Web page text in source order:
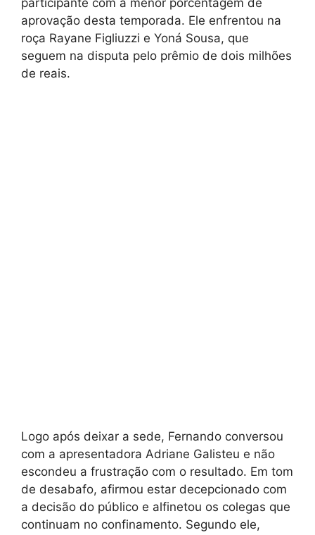
participante com a menor porcentagem de
aprovação desta temporada. Ele enfrentou na
roça Rayane Figliuzzi e Yoná Sousa, que
seguem na disputa pelo prêmio de dois milhões
de reais.
Logo após deixar a sede, Fernando conversou
com a apresentadora Adriane Galisteu e não
escondeu a frustração com o resultado. Em tom
de desabafo, afirmou estar decepcionado com
a decisão do público e alfinetou os colegas que
continuam no confinamento. Segundo ele,